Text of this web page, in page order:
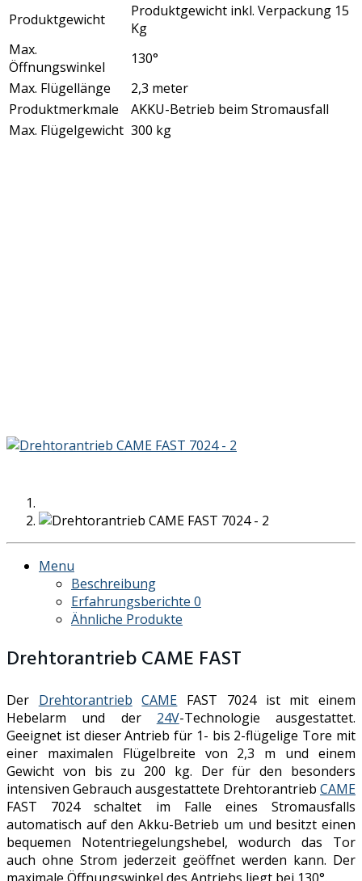
Produktgewicht
Produktgewicht inkl. Verpackung 15
Kg
Max.
Öffnungswinkel
130°
Max. Flügellänge
2,3 meter
Produktmerkmale
AKKU-Betrieb beim Stromausfall
Max. Flügelgewicht 300 kg
Menu
Beschreibung
Erfahrungsberichte 0
Ähnliche Produkte
Drehtorantrieb CAME FAST
Der Drehtorantrieb CAME FAST 7024 ist mit einem
Hebelarm und der 24V-Technologie ausgestattet.
Geeignet ist dieser Antrieb für 1- bis 2-flügelige Tore mit
einer maximalen Flügelbreite von 2,3 m und einem
Gewicht von bis zu 200 kg. Der für den besonders
intensiven Gebrauch ausgestattete Drehtorantrieb CAME
FAST 7024 schaltet im Falle eines Stromausfalls
automatisch auf den Akku-Betrieb um und besitzt einen
bequemen Notentriegelungshebel, wodurch das Tor
auch ohne Strom jederzeit geöffnet werden kann. Der